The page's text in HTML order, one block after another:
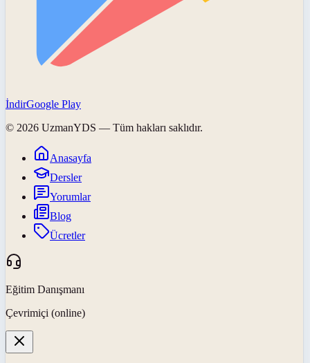
İndirGoogle Play
© 2026 UzmanYDS — Tüm hakları saklıdır.
Anasayfa
Dersler
Yorumlar
Blog
Ücretler
Eğitim Danışmanı
Çevrimiçi (online)